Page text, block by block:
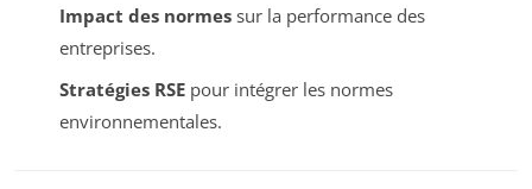
Impact des normessur la performance des
entreprises.
Stratégies RSEpour intégrer les normes
environnementales.